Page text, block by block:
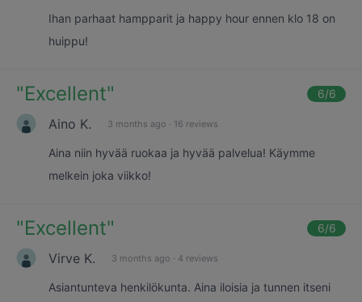
Ihan parhaat hampparit ja happy hour ennen klo 18 on
huippu!
"Excellent" 6/6
Aino K. 3 months ago · 16 reviews
Aina niin hyvää ruokaa ja hyvää palvelua! Käymme
melkein joka viikko!
"Excellent" 6/6
Virve K. 3 months ago · 4 reviews
Asiantunteva henkilökunta. Aina iloisia ja tunnen itseni